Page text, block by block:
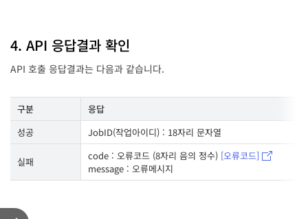
4. API 응답결과 확인
API 호출 응답결과는 다음과 같습니다.
구분
응답
성공
JobID(작업아이디) : 18자리 문자열
실패 code : 오류코드 (8자리 음의 정수) [오류코드]
message : 오류메시지